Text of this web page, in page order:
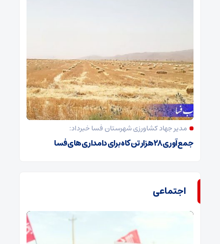
مدیر جهاد کشاورزی شهرستان فسا خبرداد:
جمع‌آوری ۲۸ هزار تن کاه برای دامداری‌های فسا
اجتماعی